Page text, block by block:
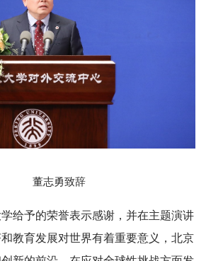
董志勇致辞
给予的荣誉表示感谢，并在主题演讲
教育发展对世界有着重要意义，北京